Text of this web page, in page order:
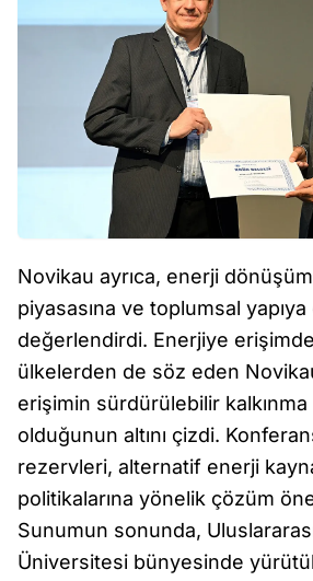
Novikau ayrıca, enerji
piyasasına ve toplumsal
değerlendirdi. Enerjiye
ülkelerden de söz eden
erişimin sürdürülebilir
olduğunun altını çizdi.
rezervleri, alternatif enerji
politikalarına yönelik çözüm
Sunumun sonunda,
Üniversitesi bünyesinde